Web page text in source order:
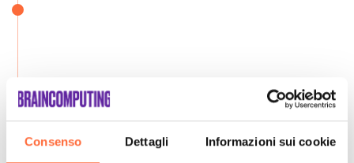
Consenso Dettagli Informazioni sui cookie